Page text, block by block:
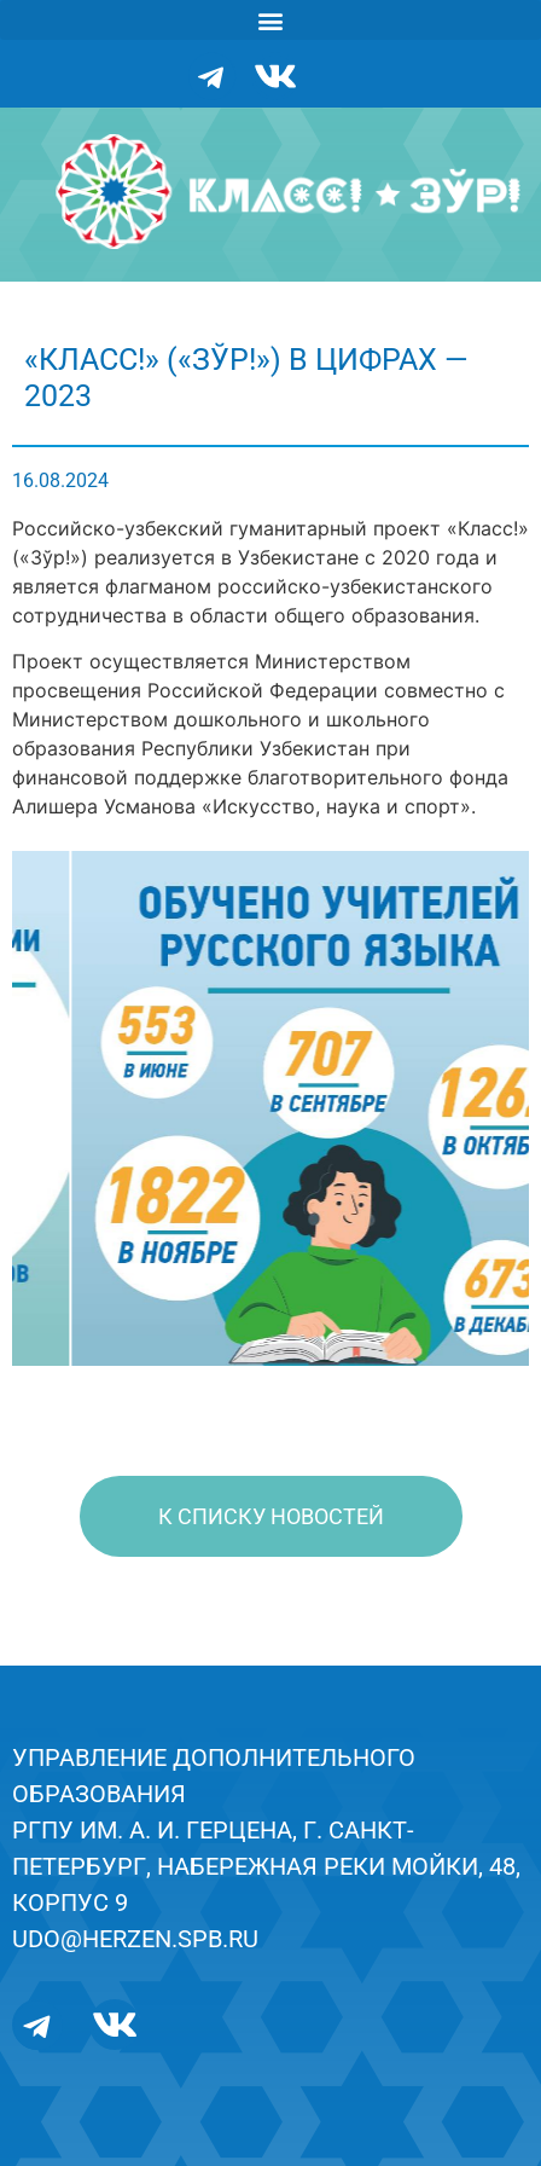
«КЛАСС!» («ЗЎР!») В ЦИФРАХ —
2023
16.08.2024
Российско-узбекский гуманитарный проект «Класс!»
(«Зўр!») реализуется в Узбекистане с 2020 года и
является флагманом российско-узбекистанского
сотрудничества в области общего образования.
Проект осуществляется Министерством
просвещения Российской Федерации совместно с
Министерством дошкольного и школьного
образования Республики Узбекистан при
финансовой поддержке благотворительного фонда
Алишера Усманова «Искусство, наука и спорт».
К СПИСКУ НОВОСТЕЙ
УПРАВЛЕНИЕ ДОПОЛНИТЕЛЬНОГО
ОБРАЗОВАНИЯ
РГПУ ИМ. А. И. ГЕРЦЕНА, Г. САНКТ-
ПЕТЕРБУРГ, НАБЕРЕЖНАЯ РЕКИ МОЙКИ, 48,
КОРПУС 9
UDO@HERZEN.SPB.RU